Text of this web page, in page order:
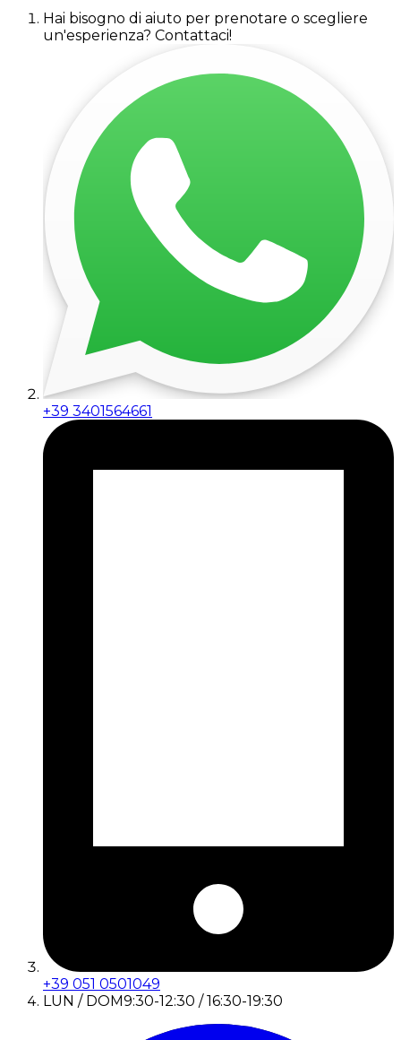
Hai bisogno di aiuto per prenotare o scegliere
un'esperienza? Contattaci!
+39 3401564661
+39 051 0501049
LUN / DOM9:30-12:30 / 16:30-19:30